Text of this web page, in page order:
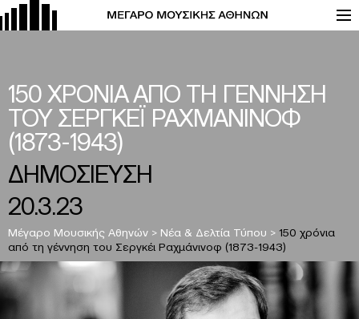
150 ΧΡΟΝΙΑ ΑΠΟ ΤΗ ΓΕΝΝΗΣΗ
ΤΟΥ ΣΕΡΓΚΕΪ ΡΑΧΜΑΝΙΝΟΦ
(1873-1943)
ΔΗΜΟΣΙΕΥΣΗ
20.3.23
Μέγαρο Μουσικής Αθηνών > Νέα & Δελτία Τύπου > 150 χρόνια
από τη γέννηση του Σεργκέι Ραχμάνινοφ (1873-1943)